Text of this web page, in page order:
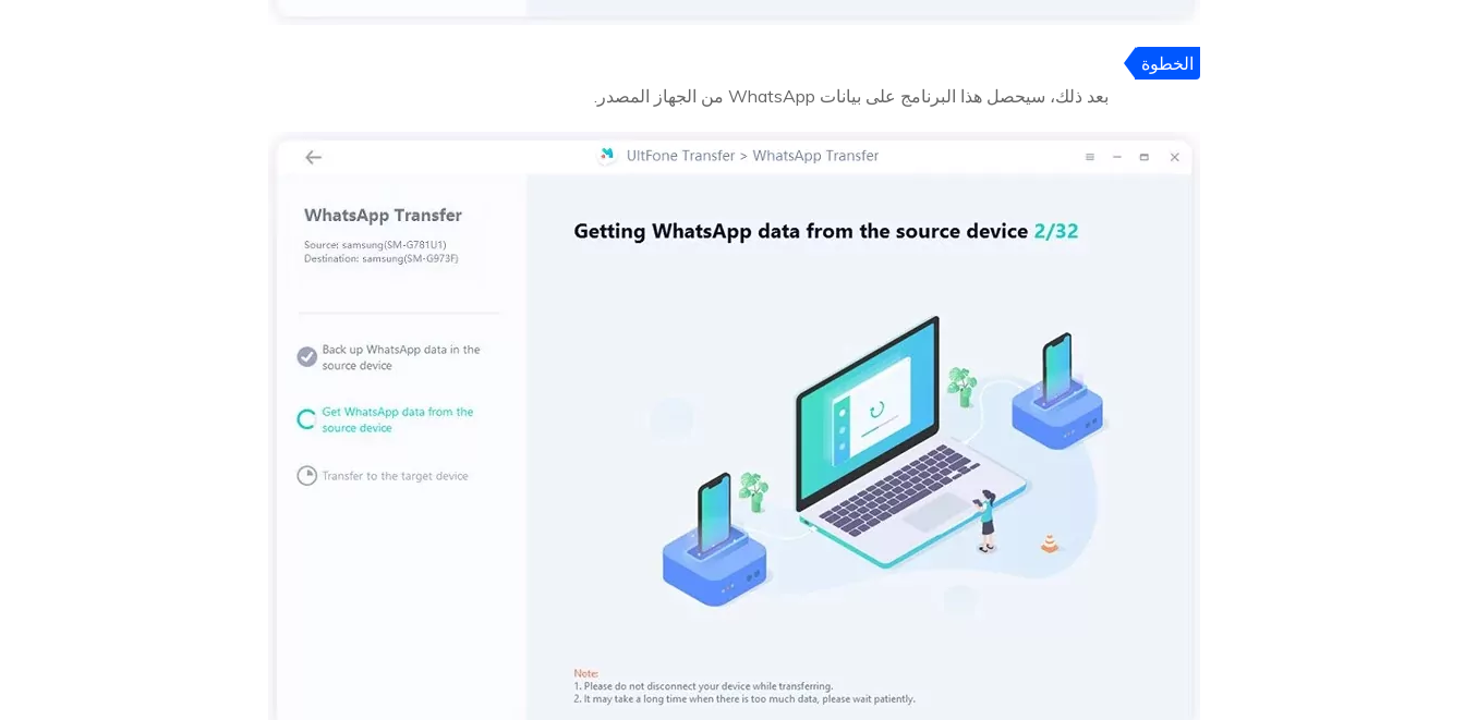
الخطوة
بعد ذلك، سيحصل هذا البرنامج على بيانات WhatsApp من الجهاز المصدر.